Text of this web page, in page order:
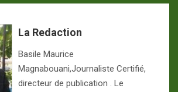
La Redaction
Basile Maurice
Magnabouani,Journaliste Certifié,
directeur de publication . Le